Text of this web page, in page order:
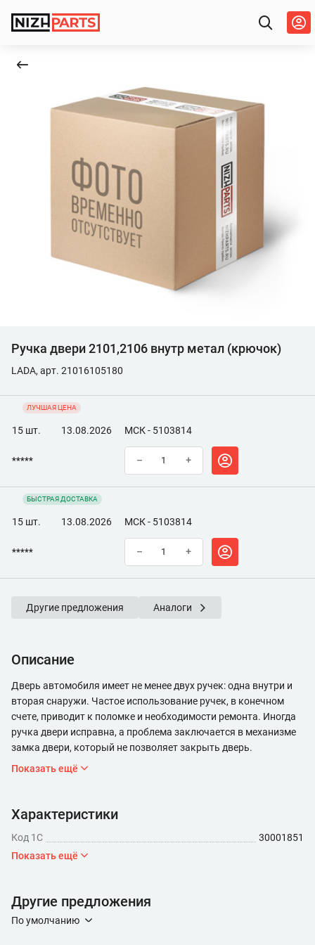
Ручка двери 2101,2106 внутр метал (крючок)
LADA, арт. 21016105180
ЛУЧШАЯ ЦЕНА
15 шт. 13.08.2026 МСК - 5103814
***** – +
БЫСТРАЯ ДОСТАВКА
15 шт. 13.08.2026 МСК - 5103814
***** – +
Другие предложения Аналоги
Описание
Дверь автомобиля имеет не менее двух ручек: одна внутри и
вторая снаружи. Частое использование ручек, в конечном
счете, приводит к поломке и необходимости ремонта. Иногда
ручка двери исправна, а проблема заключается в механизме
замка двери, который не позволяет закрыть дверь.
Показать ещё
Характеристики
Код 1С
30001851
Показать ещё
Другие предложения
По умолчанию